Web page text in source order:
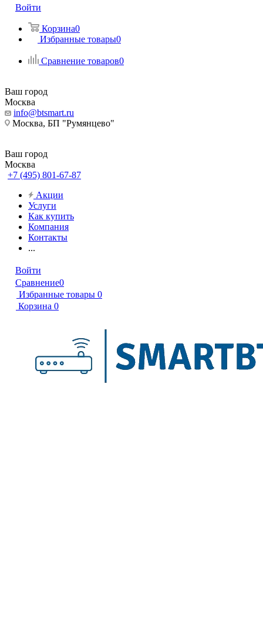
Войти
Корзина0
Избранные товары0
Сравнение товаров0
Ваш город
Москва
info@btsmart.ru
Москва, БП "Румянцево"
Ваш город
Москва
+7 (495) 801-67-87
Акции
Услуги
Как купить
Компания
Контакты
...
Войти
Сравнение0
Избранные товары 0
Корзина 0